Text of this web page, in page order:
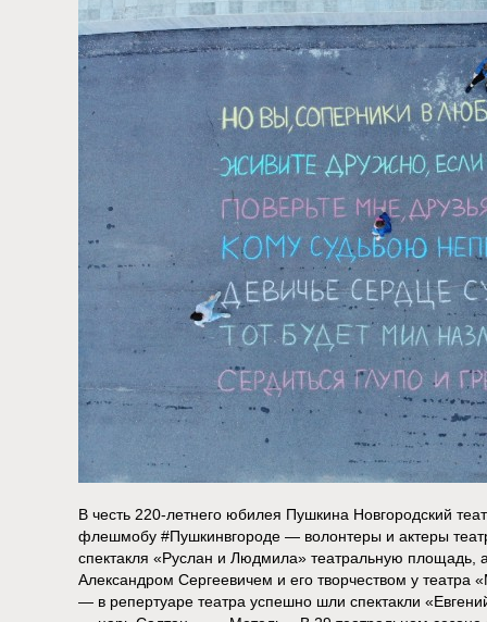
В честь 220-летнего юбилея Пушкина Новгородский
флешмобу #Пушкинвгороде — волонтеры и актеры
спектакля «Руслан и Людмила» театральную площадь,
Александром Сергеевичем и его творчеством у театра
— в репертуаре театра успешно шли спектакли